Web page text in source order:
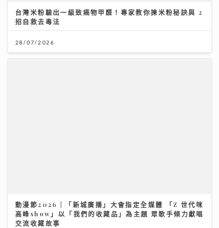
台灣米粉驗出一級致癌物甲醛！專家教你揀米粉秘訣與 2
招自救去毒法
28/07/2026
動漫節2026｜「新城廣播」大會指定全媒體 「Z 世代咪
高峰show」以「我們的收藏品」為主題 眾歌手傾力獻唱
交流收藏故事